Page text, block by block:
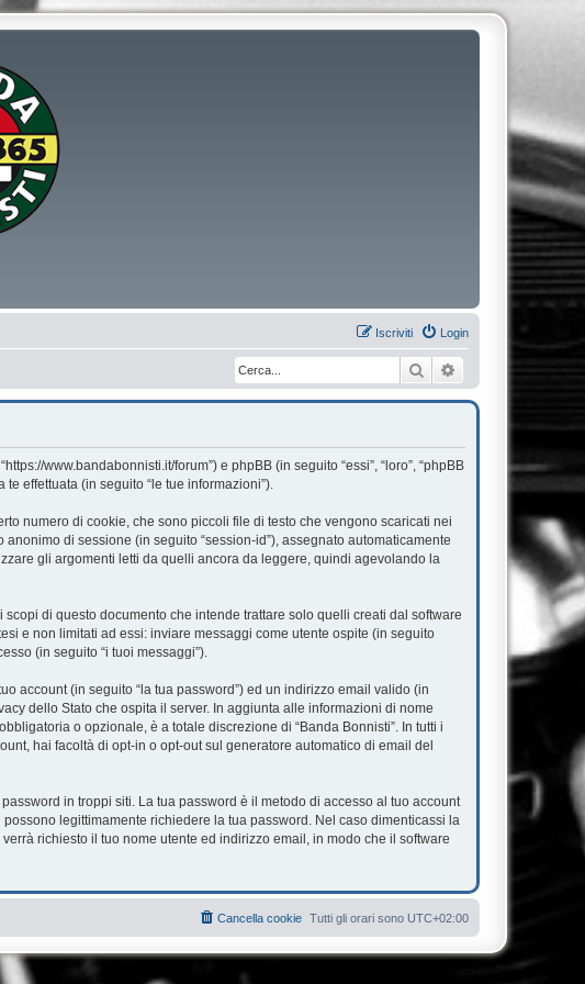
Login
Iscriviti
Cerca
www.bandabonnisti.it/forum”) e phpBB (in seguito “essi”, “loro”, “phpBB
effettuata (in seguito “le tue informazioni”).
numero di cookie, che sono piccoli file di testo che vengono scaricati nei
di sessione (in seguito “session-id”), assegnato automaticamente
gli argomenti letti da quelli ancora da leggere, quindi agevolando la
di questo documento che intende trattare solo quelli creati dal software
e non limitati ad essi: inviare messaggi come utente ospite (in seguito
(in seguito “i tuoi messaggi”).
account (in seguito “la tua password”) ed un indirizzo email valido (in
dello Stato che ospita il server. In aggiunta alle informazioni di nome
o opzionale, è a totale discrezione di “Banda Bonnisti”. In tutti i
hai facoltà di opt-in o opt-out sul generatore automatico di email del
in troppi siti. La tua password è il metodo di accesso al tuo account
legittimamente richiedere la tua password. Nel caso dimenticassi la
richiesto il tuo nome utente ed indirizzo email, in modo che il software
Tutti gli orari sono UTC+02:00
Cancella cookie